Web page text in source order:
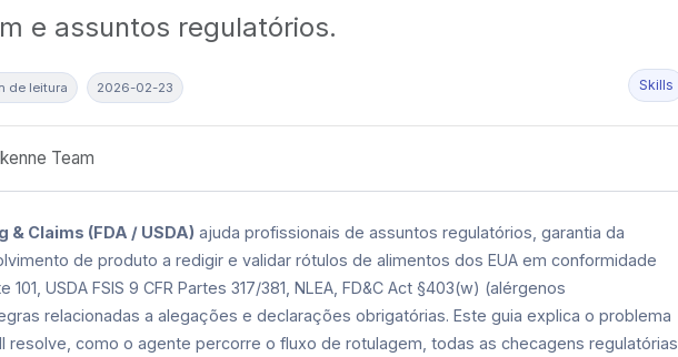
e assuntos regulatórios.
de leitura 2026-02-23 Skills
Team
& Claims (FDA / USDA) ajuda profissionais de assuntos regulatórios, garantia da
de produto a redigir e validar rótulos de alimentos dos EUA em conformidade
101, USDA FSIS 9 CFR Partes 317/381, NLEA, FD&C Act §403(w) (alérgenos
relacionadas a alegações e declarações obrigatórias. Este guia explica o problema
resolve, como o agente percorre o fluxo de rotulagem, todas as checagens regulatórias